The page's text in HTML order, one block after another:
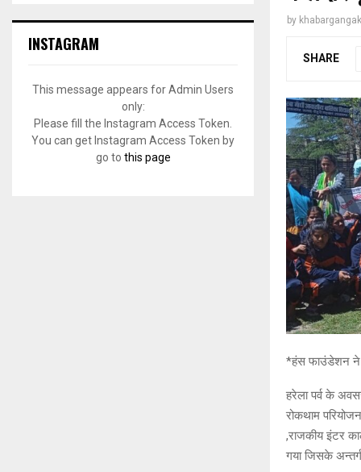
by
SHARE
*हंस फाउंडेशन ने
हरेला पर्व के
रोकथाम
,राजकीय इंटर
गया जिसके
INSTAGRAM
This message appears for Admin Users
only:
Please fill the Instagram Access Token.
You can get Instagram Access Token by
go to this page